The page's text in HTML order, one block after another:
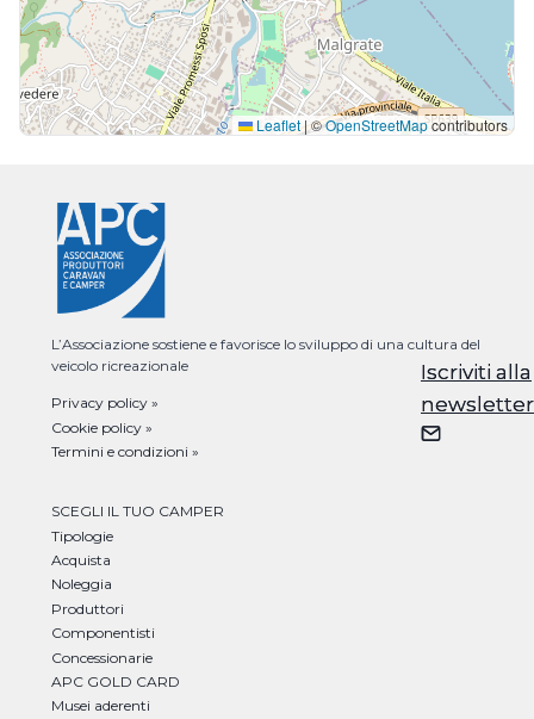
Iscriviti alla
newsletter
Leaflet|©OpenStreetMapcontributors
L’Associazione sostiene e favorisce lo sviluppo di una cultura del
veicolo ricreazionale
Privacy policy »
Cookie policy »
Termini e condizioni »
SCEGLI IL TUO CAMPER
Tipologie
Acquista
Noleggia
Produttori
Componentisti
Concessionarie
APC GOLD CARD
Musei aderenti
Iscriviti alla
newsletter